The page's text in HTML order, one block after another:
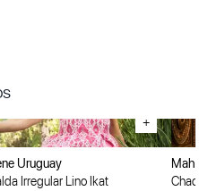
+
Uruguay
Irregular Lino Ikat